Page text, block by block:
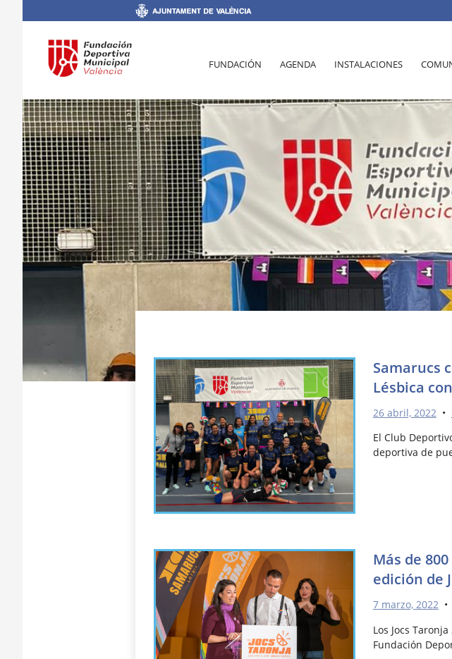
FUNDACIÓN AGENDA INSTALACIONES
Samarucs
Lésbica
26 abril, 2022 •
El Club
deportiva de
Más de
edición de
7 marzo, 2022•
Los Jocs
Fundación